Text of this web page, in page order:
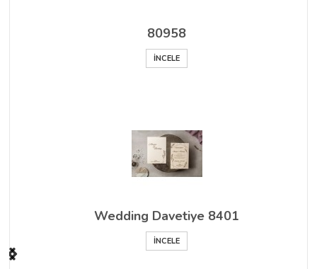
80958
İNCELE
Wedding Davetiye 8401
İNCELE